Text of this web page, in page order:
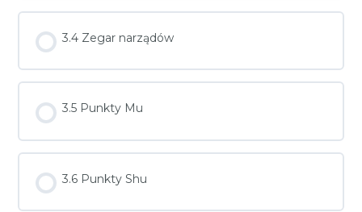
3.4 Zegar narządów
3.5 Punkty Mu
3.6 Punkty Shu